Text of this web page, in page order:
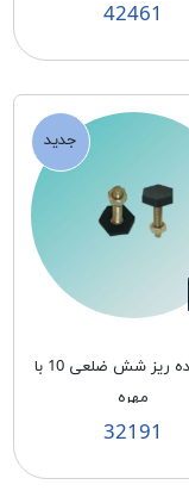
42461
جدید
پايه دنده ريز شش ضلعی 10 با
مهره
32191